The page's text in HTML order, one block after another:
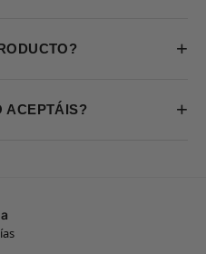
+
ACEPTÁIS? +